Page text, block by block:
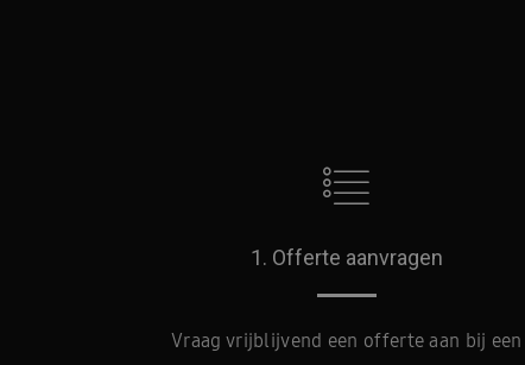
1. Offerte aanvragen
Vraag vrijblijvend een offerte aan bij een